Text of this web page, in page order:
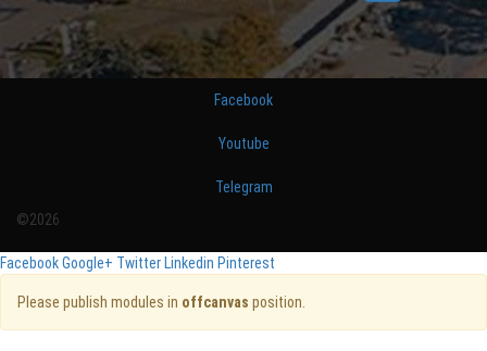
Facebook
Youtube
Telegram
©2026
FacebookGoogle+ Twitter Linkedin Pinterest
Please publish modules in offcanvas position.